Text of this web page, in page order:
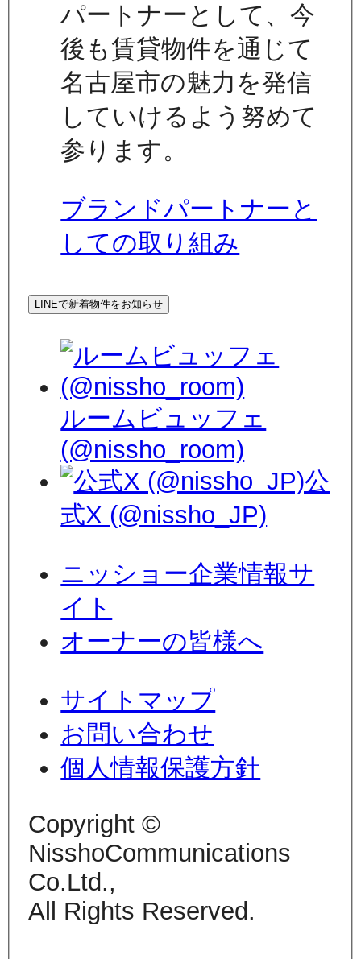
パートナーとして、今
後も賃貸物件を通じて
名古屋市の魅力を発信
していけるよう努めて
参ります。
ブランドパートナーと
しての取り組み
LINEで新着物件をお知らせ
ルームビュッフェ
(@nissho_room)
公
式X (@nissho_JP)
ニッショー企業情報サ
イト
オーナーの皆様へ
サイトマップ
お問い合わせ
個人情報保護方針
Copyright ©
NisshoCommunications
Co.Ltd.,
All Rights Reserved.